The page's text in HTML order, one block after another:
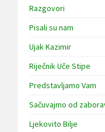
Razgovori
Pisali su nam
Ujak Kazimir
Riječnik Uče Stipe
Predstavljamo Vam
Sačuvajmo od
Ljekovito Bilje